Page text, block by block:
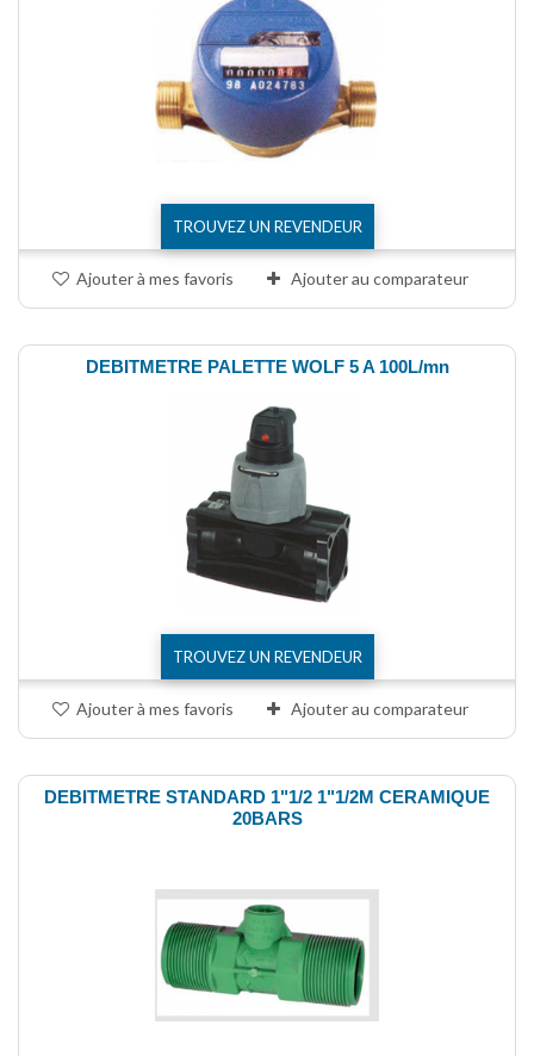
TROUVEZ UN REVENDEUR
Ajouter à mes favoris Ajouter au comparateur
DEBITMETRE PALETTE WOLF 5 A 100L/mn
TROUVEZ UN REVENDEUR
Ajouter à mes favoris Ajouter au comparateur
DEBITMETRE STANDARD 1"1/2 1"1/2M CERAMIQUE
20BARS